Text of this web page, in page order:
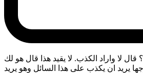
قال لا واراد الكذب. لا يقيد هذا قال هو لك
يريد ان يكذب على هذا السائل وهو يريد